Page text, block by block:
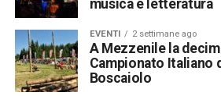
musica e letteratura
EVENTI 2 settimane ago
A Mezzenile la
Campionato Italiano
Boscaiolo